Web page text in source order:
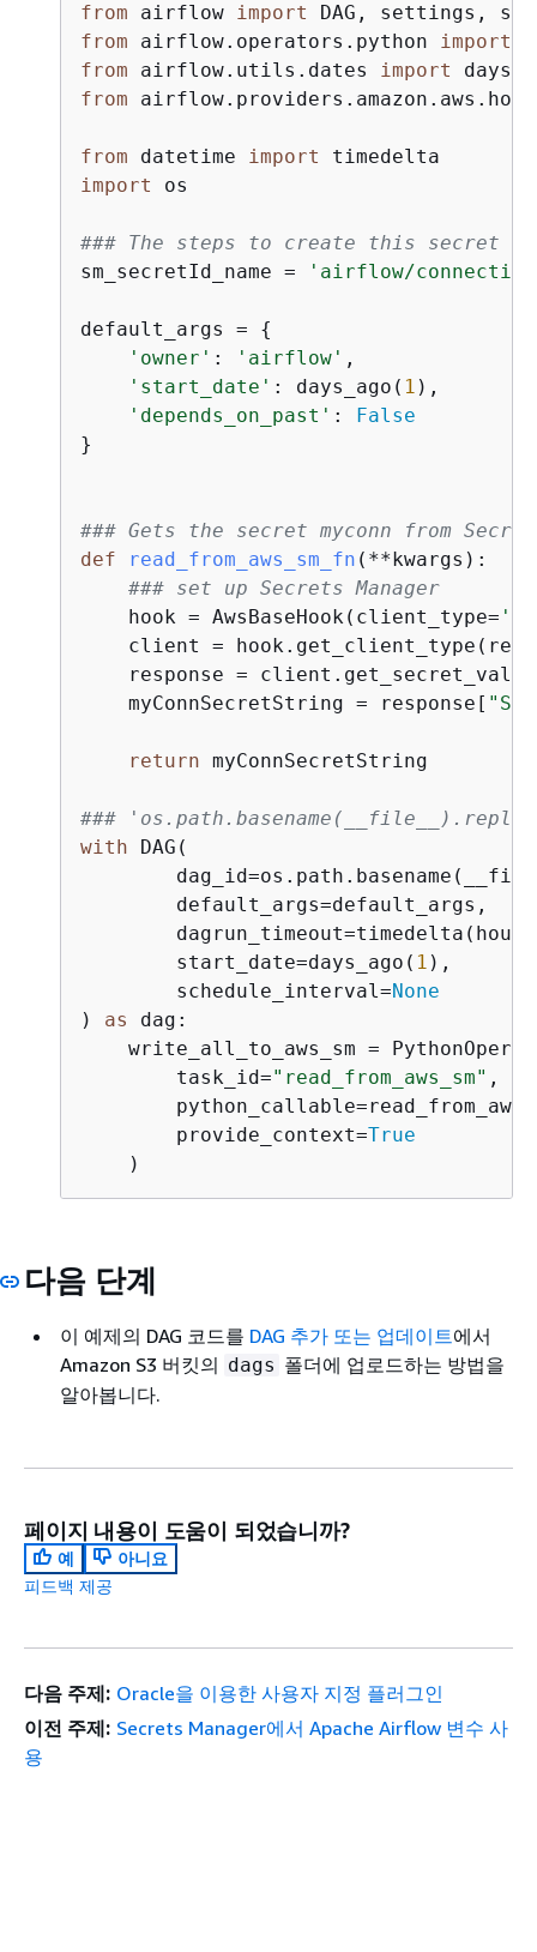
from airflow
import
from airflow.operators.python
import
from airflow.utils.dates
import
from
from datetime import
import
os
### The steps to create this secret
sm_secretId_name =
'airflow/
default_args = {
'owner' : 'airflow' ,
'start_date' : days_ago( 1 ),
'depends_on_past' : False
}
### Gets the secret myconn from
def
read_from_aws_sm_fn ( **kwargs ):
### set up Secrets Manager
    hook = AwsBaseHook(client_type=
client =
response =
    myConnSecretString = response[
return myConnSecretString
###
with DAG(
        default_args=default_args,
        start_date=days_ago(
1 ),
        schedule_interval=
None
) as
dag:
write_all_to_aws_sm =
        task_id=
"read_from_aws_sm" ,
        provide_context=
True
다음 단계
이 예제의 DAG 코드를 DAG 추가 또는 업데이트에서
Amazon S3 버킷의 dags 폴더에 업로드하는 방법을
알아봅니다.
페이지 내용이 도움이 되었습니까?
예
아니요
피드백 제공
다음 주제: Oracle을 이용한 사용자 지정 플러그인
이전 주제: Secrets Manager에서 Apache Airflow 변수 사
용